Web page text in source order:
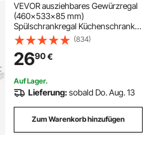
VEVOR ausziehbares Gewürzregal
(460x533x85 mm)
Spülschrankregal Küchenschrank,
Schiebeschublade Waschbecken
Gewürzregal Schrank Organizer
Unterschrankregal 490x563x185
mm (Einbaumaße)
(834)
2690€
Auf Lager.
Lieferung:sobald Do. Aug. 13
Zum Warenkorb hinzufügen